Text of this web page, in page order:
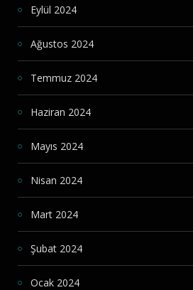
Eylül 2024
Ağustos 2024
Temmuz 2024
Haziran 2024
Mayıs 2024
Nisan 2024
Mart 2024
Şubat 2024
Ocak 2024